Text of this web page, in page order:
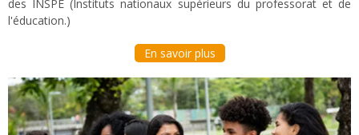
des INSPE (Instituts nationaux supérieurs du professorat et de
l'éducation.)
En savoir plus